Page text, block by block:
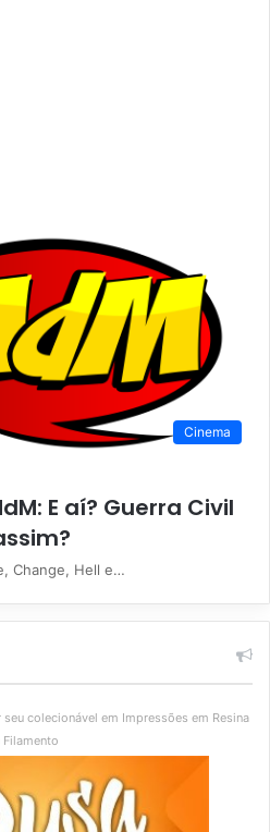
Cinema
E aí? Guerra Civil
Change, Hell e…
colecionável em Impressões em Resina
Filamento